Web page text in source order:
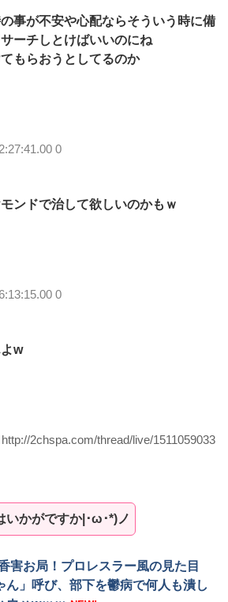
事が不安や心配ならそういう時に備
ーチしとけばいいのにね
もらおうとしてるのか
0
ンドで治して欲しいのかもｗ
0
w
http://2chspa.com/thread/live/1511059033
いかがですか|･ω･*)ノ
害お局！プロレスラー風の見た目
ん」呼び、部下を鬱病で何人も潰し